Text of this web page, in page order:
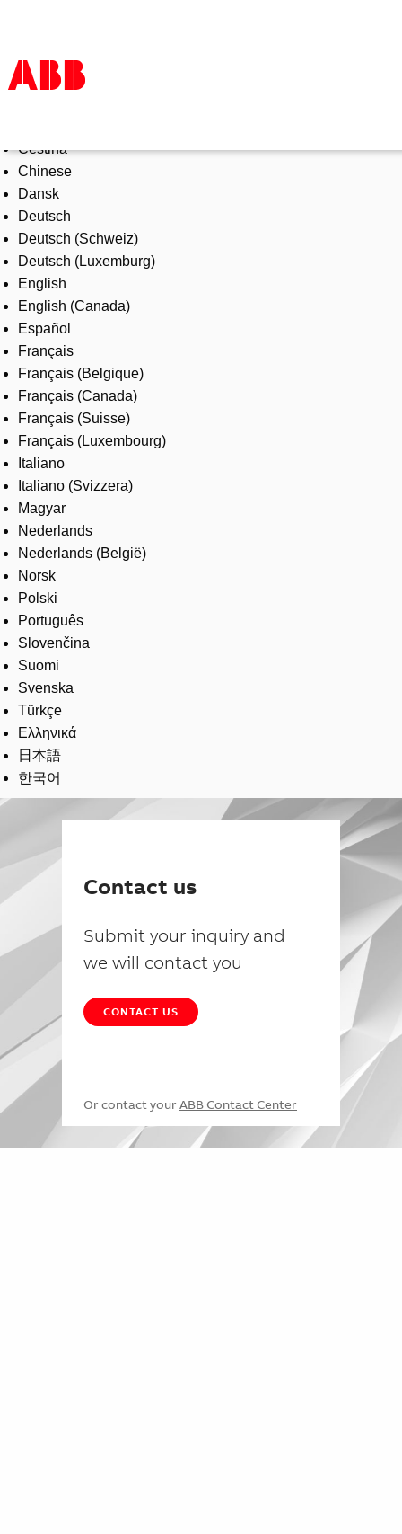
Products & Solutions
Industries
Services
About us
Where to buy
Contact us
Careers
Čeština
Chinese
Dansk
Deutsch
Deutsch (Schweiz)
Deutsch (Luxemburg)
English
English (Canada)
Español
Français
Français (Belgique)
Français (Canada)
Français (Suisse)
Français (Luxembourg)
Italiano
Italiano (Svizzera)
Magyar
Nederlands
Nederlands (België)
Norsk
Polski
Português
Slovenčina
Suomi
Svenska
Türkçe
Ελληνικά
日本語
한국어
Contact us
Submit your inquiry and
we will contact you
CONTACT US
Or contact your ABB Contact Center